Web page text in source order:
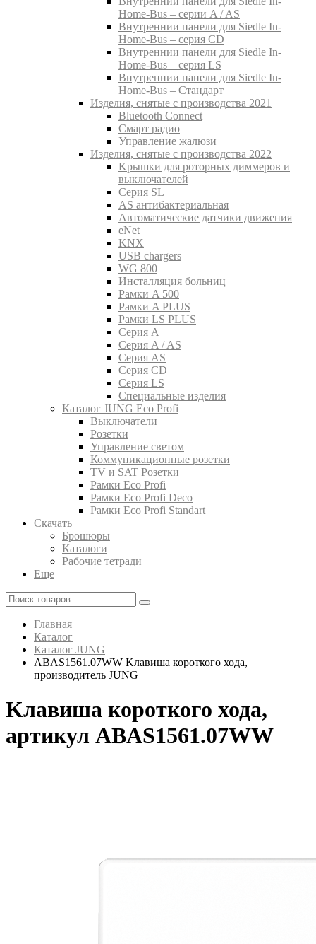
Home-Bus – серии A / AS
Внутреннии панели для Siedle In-
Home-Bus – серия CD
Внутреннии панели для Siedle In-
Home-Bus – серия LS
Внутреннии панели для Siedle In-
Home-Bus – Стандарт
Изделия, снятые с производства 2021
Bluetooth Connect
Смарт радио
Управление жалюзи
Изделия, снятые с производства 2022
Kрышки для роторных диммеров и
выключателей
Серия SL
AS антибактериальная
Aвтоматические датчики движения
eNet
KNX
USB chargers
WG 800
Инсталляция больниц
Рамки A 500
Рамки A PLUS
Рамки LS PLUS
Серия A
Серия A / AS
Серия AS
Серия CD
Серия LS
Специальные изделия
Каталог JUNG Eco Profi
Выключатели
Розетки
Управление светом
Коммуникационные розетки
TV и SAT Розетки
Рамки Eco Profi
Рамки Eco Profi Deco
Рамки Eco Profi Standart
Скачать
Брошюры
Каталоги
Рабочие тетради
Еще
Главная
Каталог
Каталог JUNG
ABAS1561.07WW Kлавиша короткого хода,
производитель JUNG
Kлавиша короткого хода,
артикул ABAS1561.07WW